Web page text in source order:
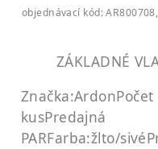
objednávací kód:
ZÁKLADNÉ
Značka:Ardon
kus
PARFarba:žlto/sivé